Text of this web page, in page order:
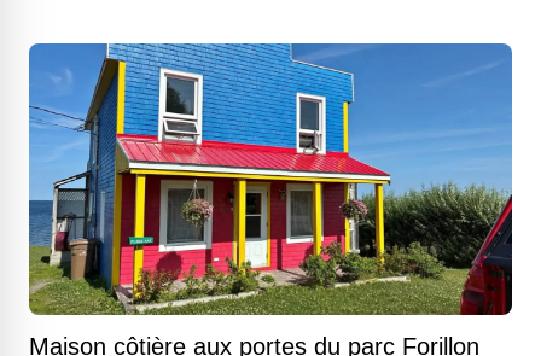
Maison côtière aux portes du parc Forillon